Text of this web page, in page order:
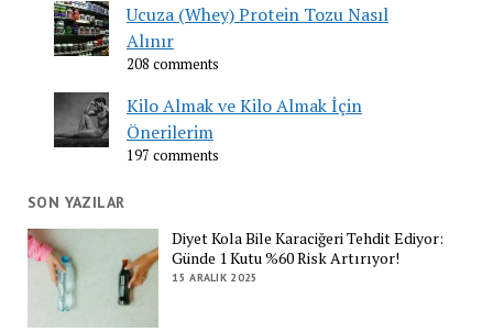
Ucuza (Whey) Protein Tozu Nasıl
Alınır
208 comments
Kilo Almak ve Kilo Almak İçin
Önerilerim
197 comments
SON YAZILAR
Diyet Kola Bile Karaciğeri Tehdit Ediyor:
Günde 1 Kutu %60 Risk Artırıyor!
15 ARALIK 2025